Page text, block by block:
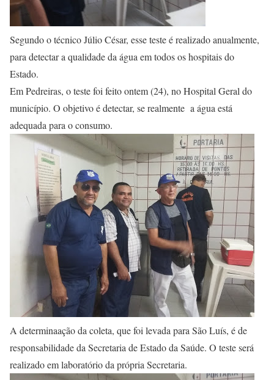
Segundo o técnico Júlio César, esse teste é realizado anualmente,
para detectar a qualidade da água em todos os hospitais do
Estado.
Em Pedreiras, o teste foi feito ontem (24), no Hospital Geral do
município. O objetivo é detectar, se realmente a água está
adequada para o consumo.
A determinaação da coleta, que foi levada para São Luís, é de
responsabilidade da Secretaria de Estado da Saúde. O teste será
realizado em laboratório da própria Secretaria.